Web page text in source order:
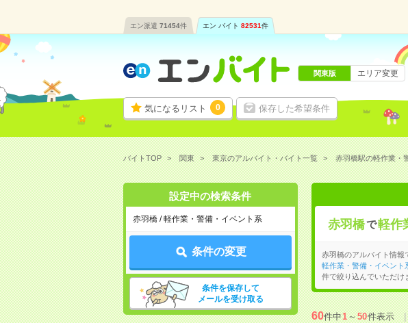
エン派遣 71454件 エン バイト 82531件
気になるリスト 0 保存した希望条件
関東版 エリア変更
バイトTOP 関東 東京のアルバイト・バイト一覧 赤羽橋駅の軽作業・
設定中の検索条件
赤羽橋 / 軽作業・警備・イベント系
条件の変更
条件を保存して
メールを受け取る
赤羽橋で軽作
赤羽橋のアルバイト情報
軽作業・警備・イベント
件で絞り込んでいただけ
60件中1～50件表示